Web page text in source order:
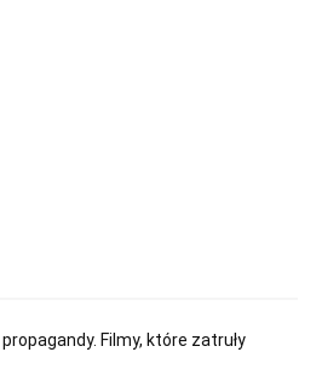
Filmy, które zatruły